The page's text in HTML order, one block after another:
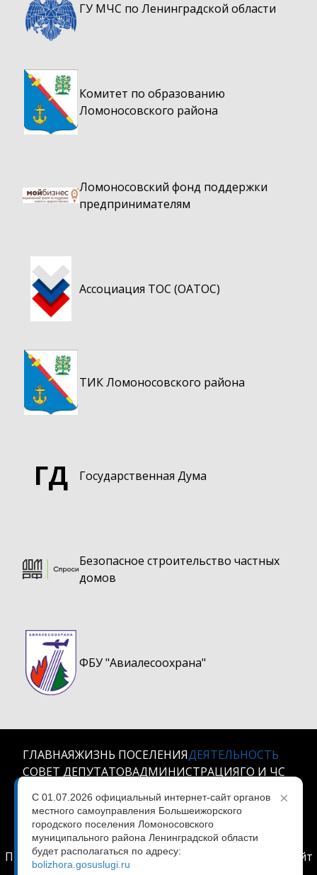
С 01.07.2026 официальный интернет-сайт органов
местного самоуправления Большеижорского
городского поселения Ломоносовского
муниципального района Ленинградской области
будет располагаться по адресу:
bolizhora.gosuslugi.ru
×
ГУ МЧС по Ленинградской области
Комитет по образованию
Ломоносовского района
Ломоносовский фонд поддержки
предпринимателям
Ассоциация ТОС (ОАТОС)
ТИК Ломоносовского района
ГД Государственная Дума
Безопасное строительство частных
домов
ФБУ "Авиалесоохрана"
ГЛАВНАЯЖИЗНЬ ПОСЕЛЕНИЯДЕЯТЕЛЬНОСТЬ
СОВЕТ ДЕПУТАТОВАДМИНИСТРАЦИЯГО И ЧС
МО Большеижорское городское поселение
Все права защищены.
При использовании любых материалов ссылка на сайт